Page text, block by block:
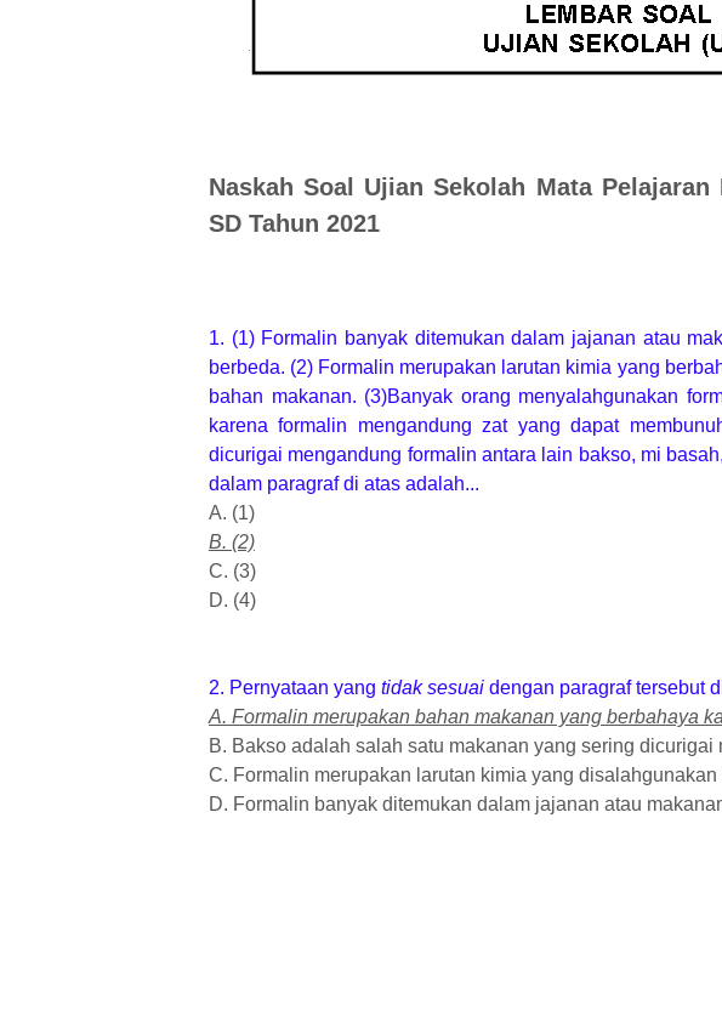
Naskah Soal Ujian Sekolah Mata
SD Tahun 2021
1. (1) Formalin banyak ditemukan dalam jajanan atau
berbeda. (2) Formalin merupakan larutan kimia yang
bahan makanan. (3)Banyak orang menyalahgunakan
karena formalin mengandung zat yang dapat
dicurigai mengandung formalin antara lain bakso, mi
dalam paragraf di atas adalah...
A. (1)
B. (2)
C. (3)
D. (4)
2. Pernyataan yang tidak sesuai dengan paragraf tersebut
A. Formalin merupakan bahan makanan yang berbahaya
B. Bakso adalah salah satu makanan yang sering dicurigai
C. Formalin merupakan larutan kimia yang
D. Formalin banyak ditemukan dalam jajanan atau